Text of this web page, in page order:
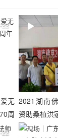
无
周
2021湖南
资助桑植洪